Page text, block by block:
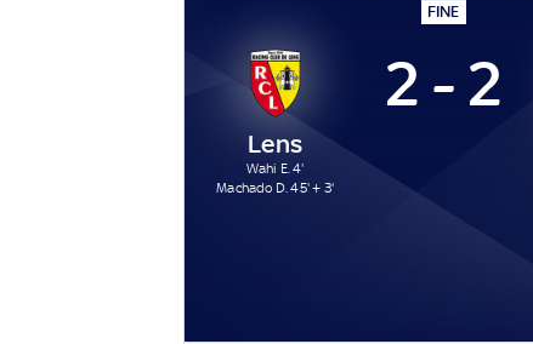
FINE
Lens
Wahi E. 4'
Machado D. 45' + 3'
2 - 2